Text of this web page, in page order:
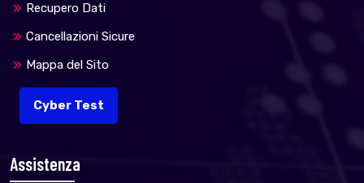
Recupero Dati
Cancellazioni Sicure
Mappa del Sito
Cyber Test
Assistenza